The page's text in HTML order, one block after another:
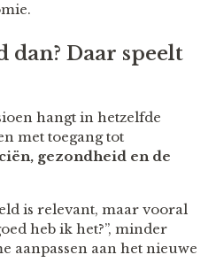
dan? Daar speelt
hangt in hetzelfde
met toegang tot
gezondheid en de
is relevant, maar vooral
heb ik het?”, minder
aanpassen aan het nieuwe